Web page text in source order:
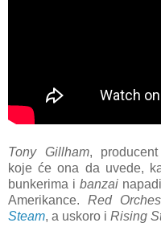
Tony Gillham,
koje će ona da uvede,
bunkerima i banzai
Amerikance. Red
Steam, a uskoro i Rising